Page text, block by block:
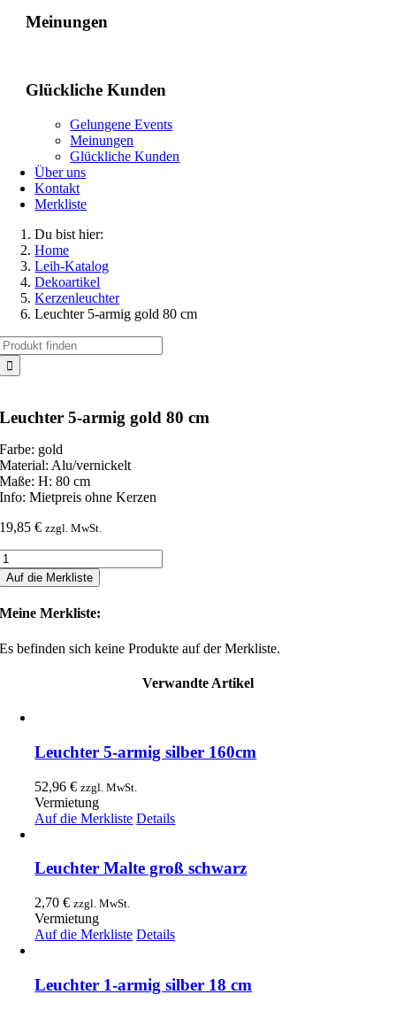
Meinungen
Glückliche Kunden
Gelungene Events
Meinungen
Glückliche Kunden
Über uns
Kontakt
Merkliste
Du bist hier:
Home
Leih-Katalog
Dekoartikel
Kerzenleuchter
Leuchter 5-armig gold 80 cm
Leuchter 5-armig gold 80 cm
Farbe: gold
Material: Alu/vernickelt
Maße: H: 80 cm
Info: Mietpreis ohne Kerzen
19,85€ zzgl. MwSt.
Auf die Merkliste
Meine Merkliste:
Es befinden sich keine Produkte auf der Merkliste.
Verwandte Artikel
Leuchter 5-armig silber 160cm
52,96€ zzgl. MwSt.
Vermietung
Auf die Merkliste Details
Leuchter Malte groß schwarz
2,70€ zzgl. MwSt.
Vermietung
Auf die Merkliste Details
Leuchter 1-armig silber 18 cm